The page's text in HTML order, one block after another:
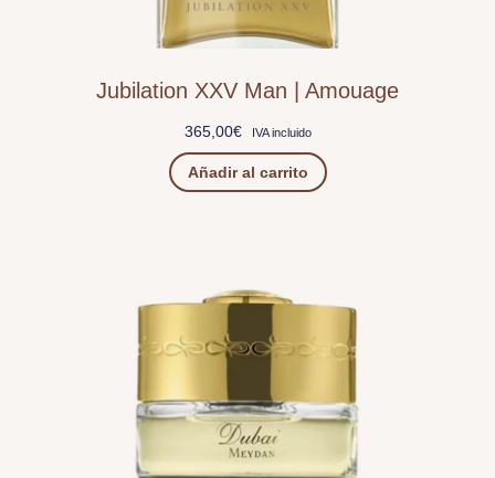
Jubilation XXV Man | Amouage
365,00€ IVA incluido
Añadir al carrito